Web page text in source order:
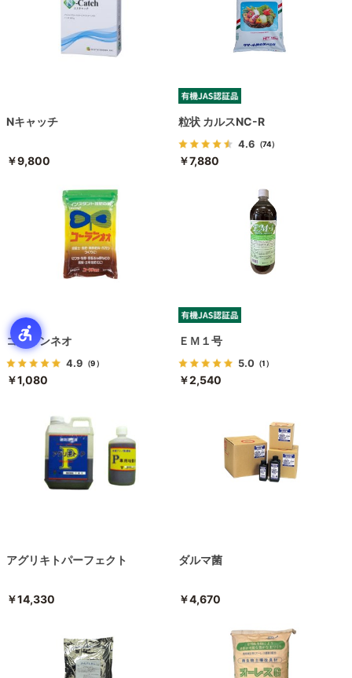
Nキャッチ
￥9,800
粒状 カルスNC-R
4.6 （74）
￥7,880
コーランネオ
4.9 （9）
￥1,080
ＥＭ１号
5.0 （1）
￥2,540
アグリキトパーフェクト
￥14,330
ダルマ菌
￥4,670